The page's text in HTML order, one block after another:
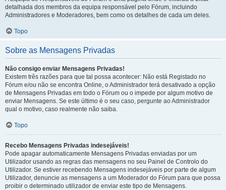
detalhada dos membros da equipa responsável pelo Fórum, incluindo
Administradores e Moderadores, bem como os detalhes de cada um deles.
Topo
Sobre as Mensagens Privadas
Não consigo enviar Mensagens Privadas!
Existem três razões para que tal possa acontecer: Não está Registado no
Fórum e/ou não se encontra Online, o Administrador terá desativado a opção
de Mensagens Privadas em todo o Fórum ou o impede por algum motivo de
enviar Mensagens. Se este último é o seu caso, pergunte ao Administrador
qual o motivo, caso realmente não saiba.
Topo
Recebo Mensagens Privadas indesejáveis!
Pode apagar automaticamente Mensagens Privadas enviadas por um
Utilizador usando as regras das mensagens no seu Painel de Controlo do
Utilizador. Se estiver recebendo Mensagens indesejáveis por parte de algum
Utilizador, denuncie as mensagens a um Moderador do Fórum para que possa
proibir o determinado utilizador de enviar este tipo de Mensagens.